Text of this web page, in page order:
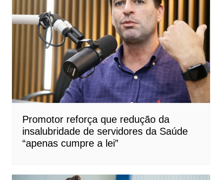
Promotor reforça que redução da
insalubridade de servidores da Saúde
“apenas cumpre a lei”